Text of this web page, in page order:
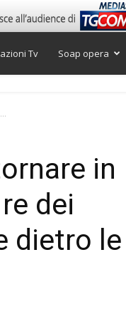
Tv Soap opera
in
dei
dietro le